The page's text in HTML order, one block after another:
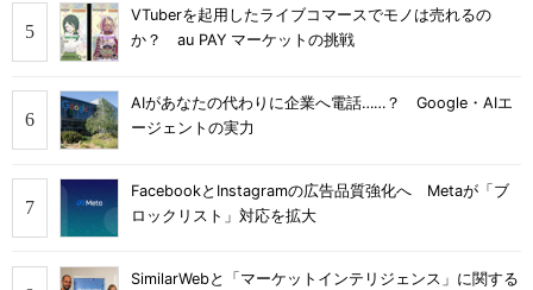
VTuberを起用したライブコマースでモノは売れるの
か？ au PAY マーケットの挑戦
AIがあなたの代わりに企業へ電話……？ Google・AIエ
ージェントの実力
FacebookとInstagramの広告品質強化へ Metaが「ブ
ロックリスト」対応を拡大
SimilarWebと「マーケットインテリジェンス」に関する